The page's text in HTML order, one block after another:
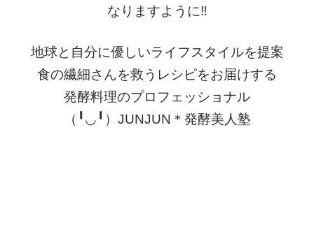
なりますように‼️
地球と自分に優しいライフスタイルを提案
食の繊細さんを救うレシピをお届けする
発酵料理のプロフェッショナル
（╹◡╹）JUNJUN＊発酵美人塾